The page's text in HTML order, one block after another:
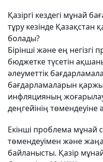
Қазіргі кездегі мұнай
тұру кезінде Қазақстан
болады?
Бірінші және ең негізгі
бюджетке түсетін
әлеуметтік
бағдарламаларын
инфляцияның
деңгейінің төмендеуіне
Екінші проблема
төмендеуімен және
байланысты. Қазір